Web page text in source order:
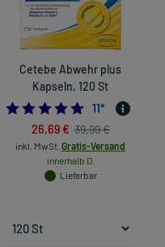
Cetebe Abwehr plus
Kapseln, 120 St
11*
26,69 € 39,99 €
inkl. MwSt. Gratis-Versand
innerhalb D.
Lieferbar